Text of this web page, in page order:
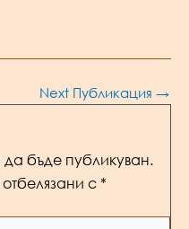
Next Публикация →
бъде публикуван.
с *